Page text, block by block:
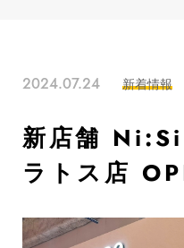
2024.07.24 新着情報
新店舗
ラトス店